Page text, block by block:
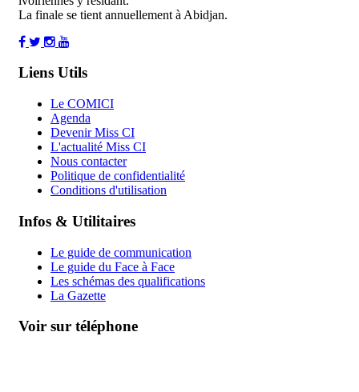
La finale se tient annuellement à Abidjan.
Liens Utils
Le COMICI
Agenda
Devenir Miss CI
L'actualité Miss CI
Nous contacter
Politique de confidentialité
Conditions d'utilisation
Infos & Utilitaires
Le guide de communication
Le guide du Face à Face
Les schémas des qualifications
La Gazette
Voir sur téléphone